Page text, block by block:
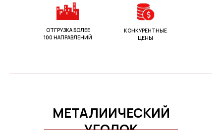
КОНКУРЕНТНЫЕ
ЦЕНЫ
ОТГРУЗКА БОЛЕЕ
100 НАПРАВЛЕНИЙ
МЕТАЛИИЧЕСКИЙ